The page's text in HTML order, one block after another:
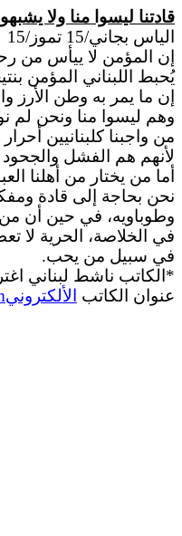
قادتنا ليسوا منا ولا
الياس بجاني/15 تموز/15
إن المؤمن لا ييأس من
يُحبط اللبناني المؤمن
إن ما يمر به وطن الأرز
وهم ليسوا منا ونحن لم
من واجبنا كلبنانيين
لأنهم هم الفشل
أما من يختار من أهلنا
نحن بحاجة إلى قادة
وطوباويه، في حين أن
في الخلاصة، الحرية
في سبيل من يحب.
*الكاتب ناشط لبناني
عنوان الكاتب
الألكتروني